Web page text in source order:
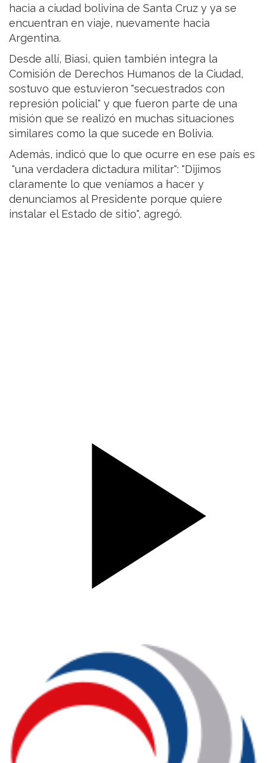
hacia a ciudad bolivina de Santa Cruz y ya se
encuentran en viaje, nuevamente hacia
Argentina.
Desde allí, Biasi, quien también integra la
Comisión de Derechos Humanos de la Ciudad,
sostuvo que estuvieron "secuestrados con
represión policial" y que fueron parte de una
misión que se realizó en muchas situaciones
similares como la que sucede en Bolivia.
Además, indicó que lo que ocurre en ese país es
"una verdadera dictadura militar": "Dijimos
claramente lo que veníamos a hacer y
denunciamos al Presidente porque quiere
instalar el Estado de sitio", agregó.